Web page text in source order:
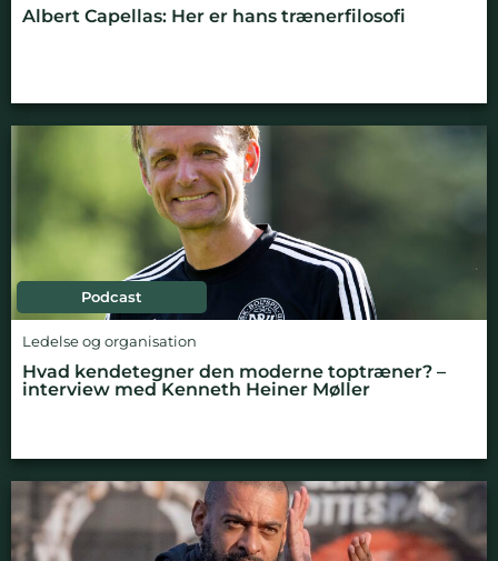
Albert Capellas: Her er hans trænerfilosofi
Podcast
Ledelse og organisation
Hvad kendetegner den moderne toptræner? –
interview med Kenneth Heiner Møller